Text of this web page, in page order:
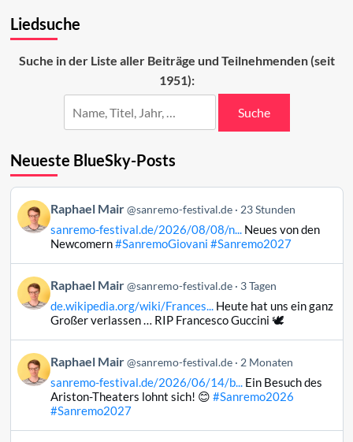
auf
Abend
Liedsuche
Suche in der Liste aller Beiträge und Teilnehmenden (seit
1951):
Suche
Neueste BlueSky-Posts
Beitrag
von
Raphael
Bluesky
ansehen
Raphael Mair @sanremo-festival.de 23 Stunden
sanremo-festival.de/2026/08/08/n...Neues von den
Newcomern#SanremoGiovani #Sanremo2027
Beitrag
von
Raphael
Bluesky
ansehen
Raphael Mair @sanremo-festival.de 3 Tagen
de.wikipedia.org/wiki/Frances...Heute hat uns ein ganz
Großer verlassen … RIP Francesco Guccini 🕊️
Beitrag
von
Raphael
Raphael Mair @sanremo-festival.de 2 Monaten
sanremo-festival.de/2026/06/14/b...Ein Besuch des
Ariston-Theaters lohnt sich! 😊 #Sanremo2026
#Sanremo2027